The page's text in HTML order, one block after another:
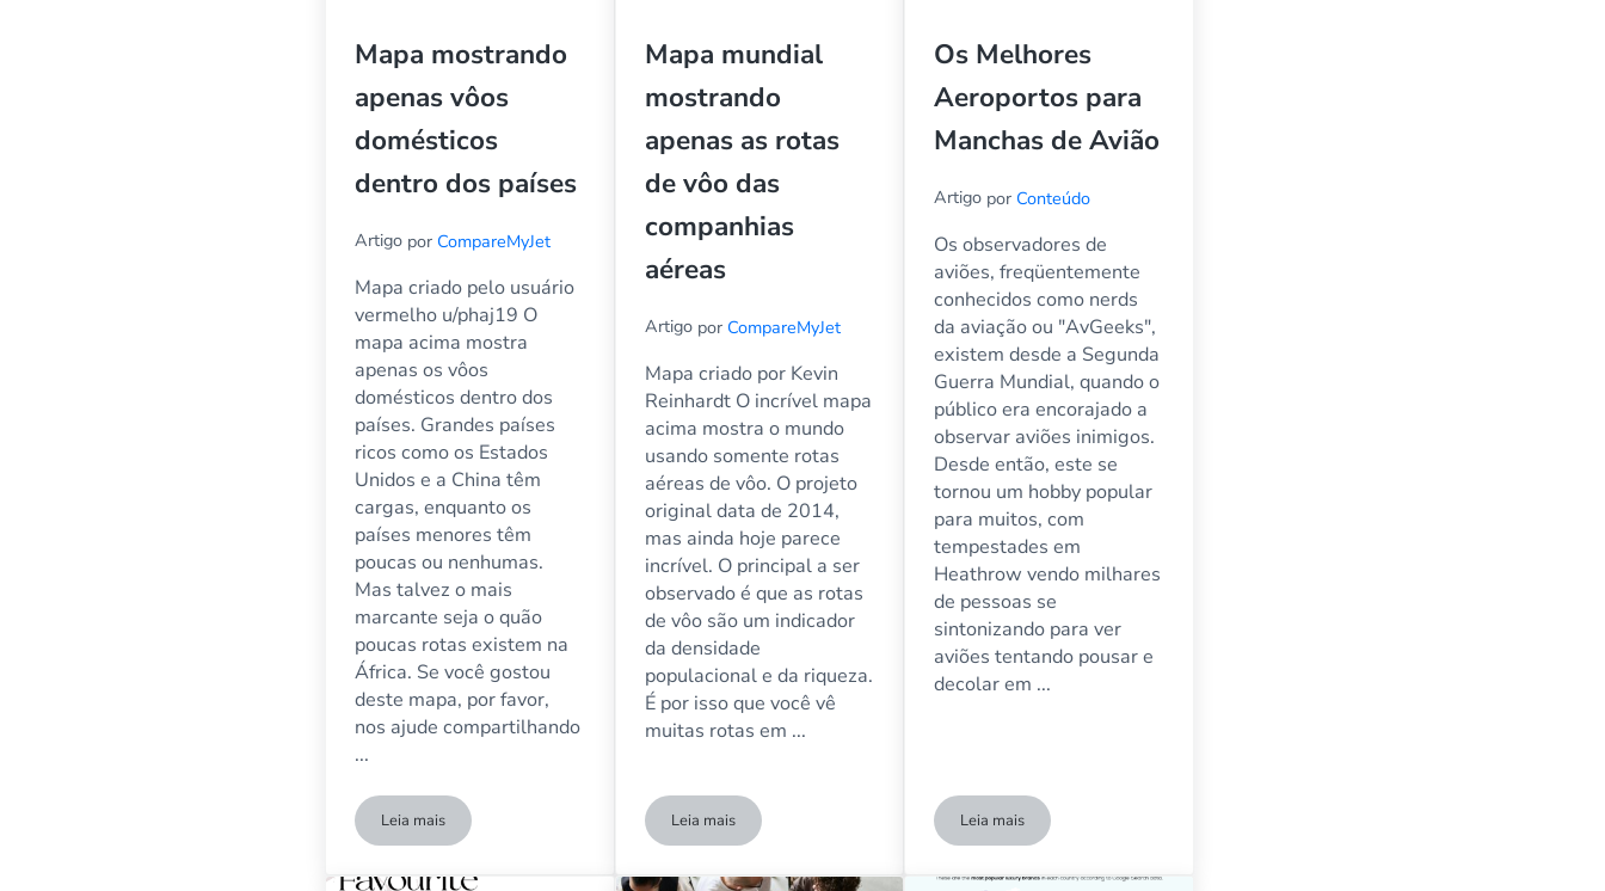
Mapa mostrando
apenas vôos
domésticos
dentro dos países
Artigo por CompareMyJet
Mapa criado pelo usuário
vermelho u/phaj19 O
mapa acima mostra
apenas os vôos
domésticos dentro dos
países. Grandes países
ricos como os Estados
Unidos e a China têm
cargas, enquanto os
países menores têm
poucas ou nenhumas.
Mas talvez o mais
marcante seja o quão
poucas rotas existem na
África. Se você gostou
deste mapa, por favor,
nos ajude compartilhando
...
Leia maisMapa mostrando apenas vôos domésticos dentro dos países
Mapa mundial
mostrando
apenas as rotas
de vôo das
companhias
aéreas
Artigo por CompareMyJet
Mapa criado por Kevin
Reinhardt O incrível mapa
acima mostra o mundo
usando somente rotas
aéreas de vôo. O projeto
original data de 2014,
mas ainda hoje parece
incrível. O principal a ser
observado é que as rotas
de vôo são um indicador
da densidade
populacional e da riqueza.
É por isso que você vê
muitas rotas em ...
Leia maisMapa mundial mostrando apenas as rotas de vôo das companhias aéreas
Os Melhores
Aeroportos para
Manchas de Avião
Artigo por Conteúdo
Os observadores de
aviões, freqüentemente
conhecidos como nerds
da aviação ou "AvGeeks",
existem desde a Segunda
Guerra Mundial, quando o
público era encorajado a
observar aviões inimigos.
Desde então, este se
tornou um hobby popular
para muitos, com
tempestades em
Heathrow vendo milhares
de pessoas se
sintonizando para ver
aviões tentando pousar e
decolar em ...
Leia maisOs Melhores Aeroportos para Manchas de Avião